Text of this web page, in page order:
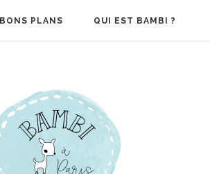
BONS PLANS QUI EST BAMBI ?